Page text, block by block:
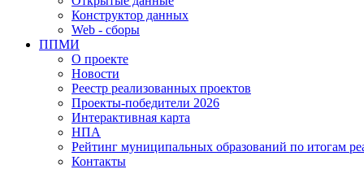
Конструктор данных
Web - сборы
ППМИ
О проекте
Новости
Реестр реализованных проектов
Проекты-победители 2026
Интерактивная карта
НПА
Рейтинг муниципальных образований по итогам
Контакты